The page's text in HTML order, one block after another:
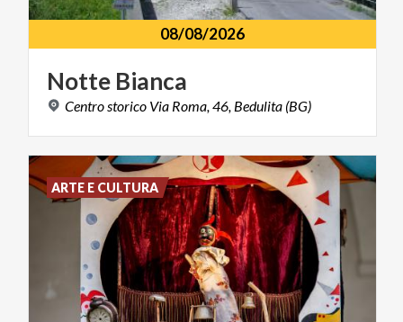
08/08/2026
Notte Bianca
Centrostorico Via Roma,46, Bedulita (BG)
ARTE E CULTURA